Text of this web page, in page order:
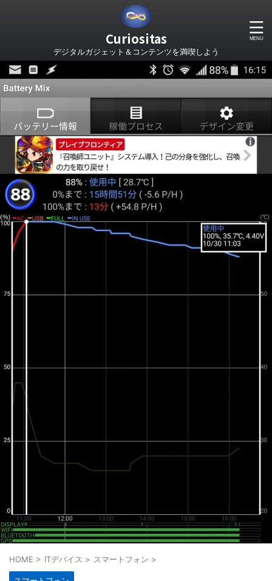
Curiositas
デジタルガジェット＆コンテンツを満喫しよう
HOME > ITデバイス > スマートフォン >